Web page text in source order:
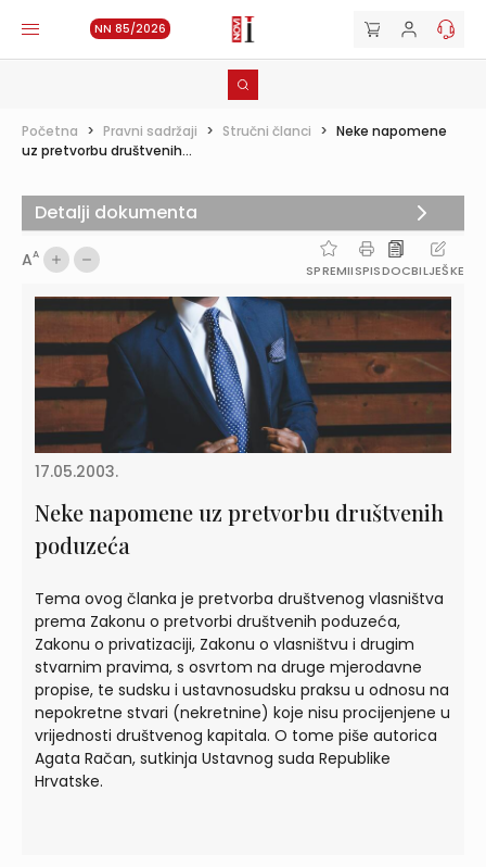
NN 85/2026
Početna > Pravni sadržaji > Stručni članci > Neke napomene
uz pretvorbu društvenih...
AA
SPREMIISPISDOCBILJEŠKE
17.05.2003.
Neke napomene uz pretvorbu društvenih
poduzeća
Tema ovog članka je pretvorba društvenog vlasništva
prema Zakonu o pretvorbi društvenih poduzeća,
Zakonu o privatizaciji, Zakonu o vlasništvu i drugim
stvarnim pravima, s osvrtom na druge mjerodavne
propise, te sudsku i ustavnosudsku praksu u odnosu na
nepokretne stvari (nekretnine) koje nisu procijenjene u
vrijednosti društvenog kapitala. O tome piše autorica
Agata Račan, sutkinja Ustavnog suda Republike
Hrvatske.
Detalji dokumenta